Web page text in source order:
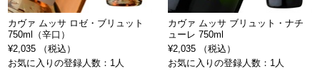
カヴァ ムッサ ロゼ・ブリュット
750ml（辛口）
¥2,035 （税込）
お気に入りの登録人数：1人
カヴァ ムッサ ブリュット・ナチ
ューレ 750ml
¥2,035 （税込）
お気に入りの登録人数：1人